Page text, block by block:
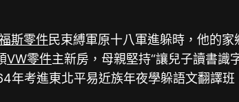
斯零件民束縛軍原十八軍進躲時，他的
VW零件主新房，母親堅持“讓兒子讀書識
年考進東北平易近族年夜學躲語文翻譯班